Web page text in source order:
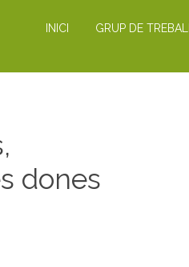
INICI GRUP DE TREBALL
dones